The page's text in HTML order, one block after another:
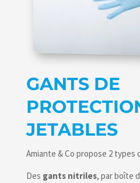
GANTS DE
JETABLES
Amiante & Co propose 2
Des gants nitriles, par boîte